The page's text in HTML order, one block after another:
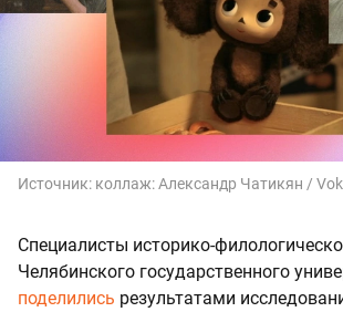
Источник: коллаж: Александр Чатикян /
Специалисты историко-
Челябинского государственного
поделились результатами